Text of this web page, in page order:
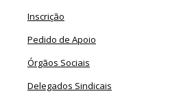
Inscrição
Pedido de Apoio
Órgãos Sociais
Delegados Sindicais